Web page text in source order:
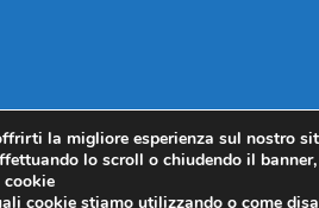
la migliore esperienza sul nostro
lo scroll o chiudendo il
cookie
cookie stiamo utilizzando o come